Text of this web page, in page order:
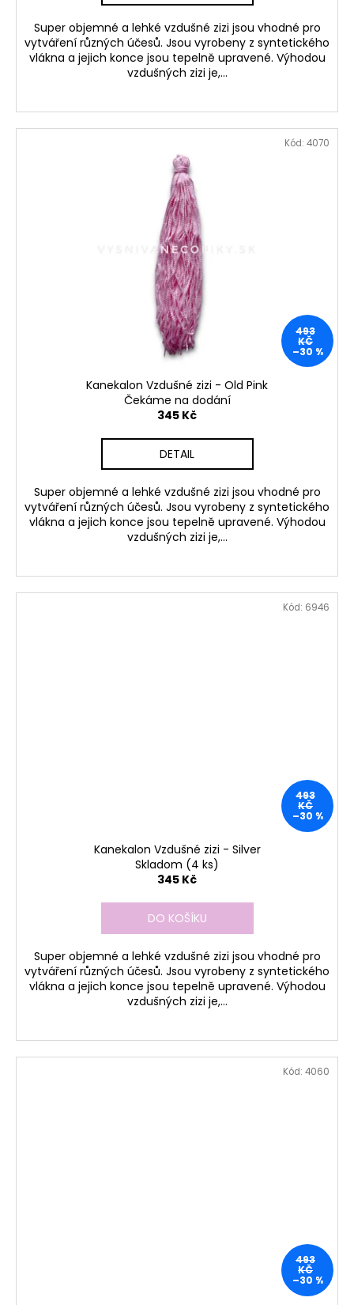
Super objemné a lehké vzdušné zizi jsou vhodné pro
vytváření různých účesů. Jsou vyrobeny z syntetického
vlákna a jejich konce jsou tepelně upravené. Výhodou
vzdušných zizi je,...
493
KČ
–30 %
Kanekalon Vzdušné zizi - Old Pink
Čekáme na dodání
345 Kč
DETAIL
Super objemné a lehké vzdušné zizi jsou vhodné pro
vytváření různých účesů. Jsou vyrobeny z syntetického
vlákna a jejich konce jsou tepelně upravené. Výhodou
vzdušných zizi je,...
Kód: 4070
493
KČ
–30 %
Kanekalon Vzdušné zizi - Silver
Skladom (4 ks)
345 Kč
DO KOŠÍKU
Super objemné a lehké vzdušné zizi jsou vhodné pro
vytváření různých účesů. Jsou vyrobeny z syntetického
vlákna a jejich konce jsou tepelně upravené. Výhodou
vzdušných zizi je,...
Kód: 6946
493
KČ
–30 %
Kód: 4060